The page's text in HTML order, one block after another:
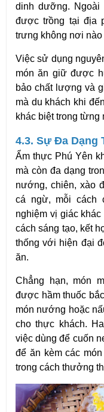
dinh dưỡng. Ngoài
được trồng tại địa
trưng không nơi
Việc sử dụng
món ăn giữ được
bảo chất lượng và
mà du khách khi
khác biệt trong từng
4.3. Sự Đa Dạng
Ẩm thực Phú Yên
mà còn đa dạng
nướng, chiên, xào
cá ngừ, mỗi cách
nghiệm vị giác
cách sáng tạo, kết
thống với hiện đại
ăn.
Chẳng hạn, món
được hầm thuốc
món nướng hoặc
cho thực khách.
việc dùng để cuốn
để ăn kèm các
trong cách thưởng